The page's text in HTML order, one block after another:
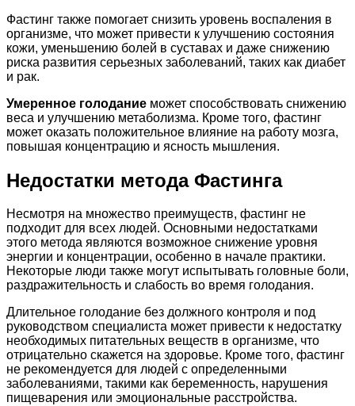
Фастинг также помогает снизить уровень воспаления в
организме, что может привести к улучшению состояния
кожи, уменьшению болей в суставах и даже снижению
риска развития серьезных заболеваний, таких как диабет
и рак.
Умеренное голодание может способствовать снижению
веса и улучшению метаболизма. Кроме того, фастинг
может оказать положительное влияние на работу мозга,
повышая концентрацию и ясность мышления.
Недостатки метода Фастинга
Несмотря на множество преимуществ, фастинг не
подходит для всех людей. Основными недостатками
этого метода являются возможное снижение уровня
энергии и концентрации, особенно в начале практики.
Некоторые люди также могут испытывать головные боли,
раздражительность и слабость во время голодания.
Длительное голодание без должного контроля и под
руководством специалиста может привести к недостатку
необходимых питательных веществ в организме, что
отрицательно скажется на здоровье. Кроме того, фастинг
не рекомендуется для людей с определенными
заболеваниями, такими как беременность, нарушения
пищеварения или эмоциональные расстройства.